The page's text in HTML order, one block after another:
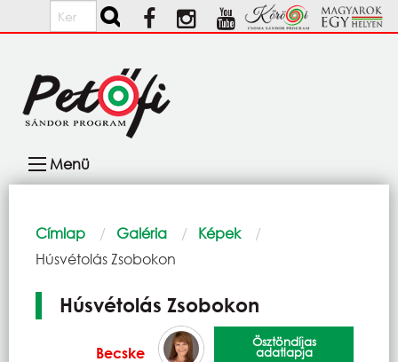
Ugrás a tartalomra
Keresés
navigáció
Menü
Morzsa
Címlap Galéria
Képek
Current:
Húsvétolás Zsobokon
Húsvétolás Zsobokon
Becske
Ösztöndíjas
adatlapja